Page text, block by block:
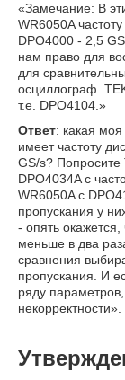
«Замечание: В
WR6050A
DPO4000 - 2,5
нам право для
для
осциллограф
т.е. DPO4104.»
Ответ: какая
имеет частоту
GS/s?
DPO4034A с
WR6050A с
пропускания у
- опять окажется,
меньше в два
сравнения
пропускания. И
ряду
некорректности».